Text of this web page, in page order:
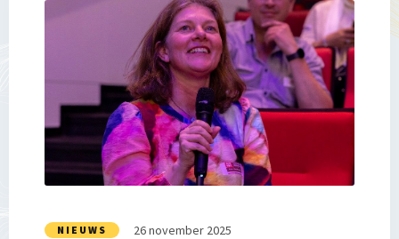
NIEUWS 26 november 2025
Hoornweg
Waarom Partos reorganiseert
hoe